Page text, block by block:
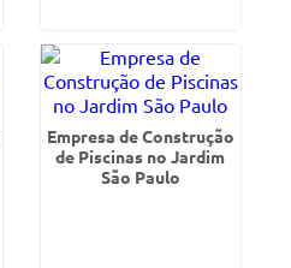
Empresa de Construção
de Piscinas no Jardim
São Paulo